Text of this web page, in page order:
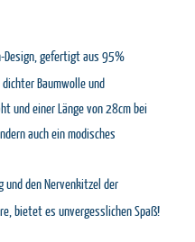
Design, gefertigt aus 95%
Baumwolle und
und einer Länge von 28cm bei
auch ein modisches
und den Nervenkitzel der
bietet es unvergesslichen Spaß!